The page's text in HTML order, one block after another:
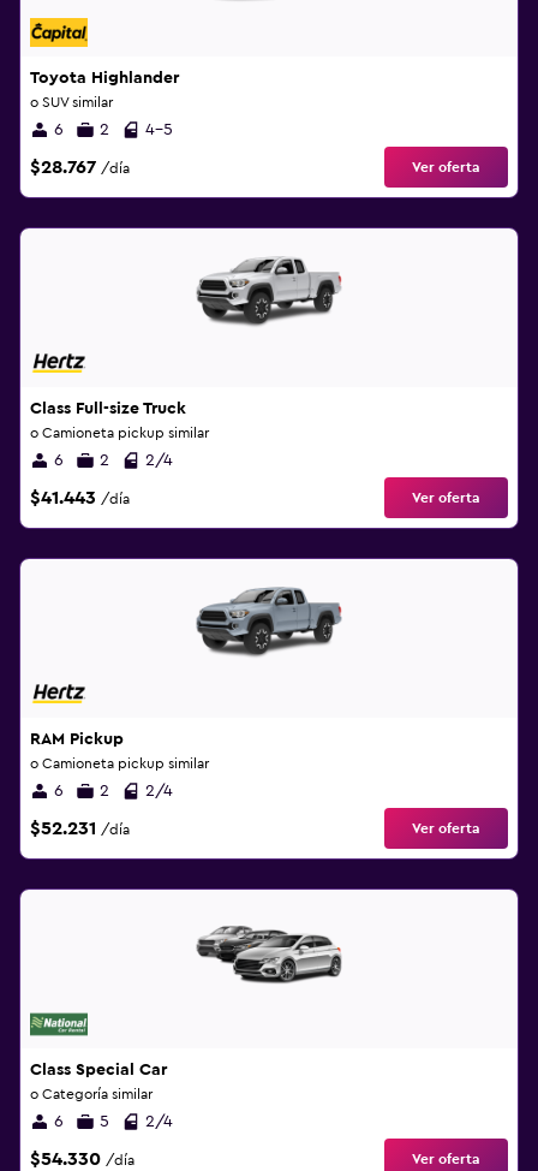
Toyota Highlander
o SUV similar
6 2 4-5
$28.767 /día Ver oferta
Class Full-size Truck
o Camioneta pickup similar
6 2 2/4
$41.443 /día Ver oferta
RAM Pickup
o Camioneta pickup similar
6 2 2/4
$52.231 /día Ver oferta
Class Special Car
o Categoría similar
6 5 2/4
$54.330 /día Ver oferta